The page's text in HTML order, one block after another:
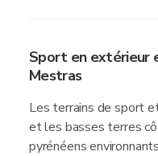
Sport en extérieur
Mestras
Les terrains de sport
et les basses terres
pyrénéens